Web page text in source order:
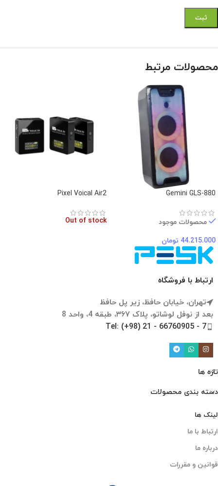
محصولات مرتبط
Gemini GLS-880
محصولات موجود
44.215.000 تومان
Pixel Voical Air2
Out of stock
ارتباط با فروشگاه
تهران، خیابان حافظ، زیر پل حافظ
بعد از نوفل لوشاتو، پلاک ۳۶۷، طبقه 4، واحد 8
Tel: (+98) 21 - 66760905 - 7
تازه ها
دسته بندی محصولات
لینک ها
ارتباط با ما
درباره ما
قوانین و مقررات